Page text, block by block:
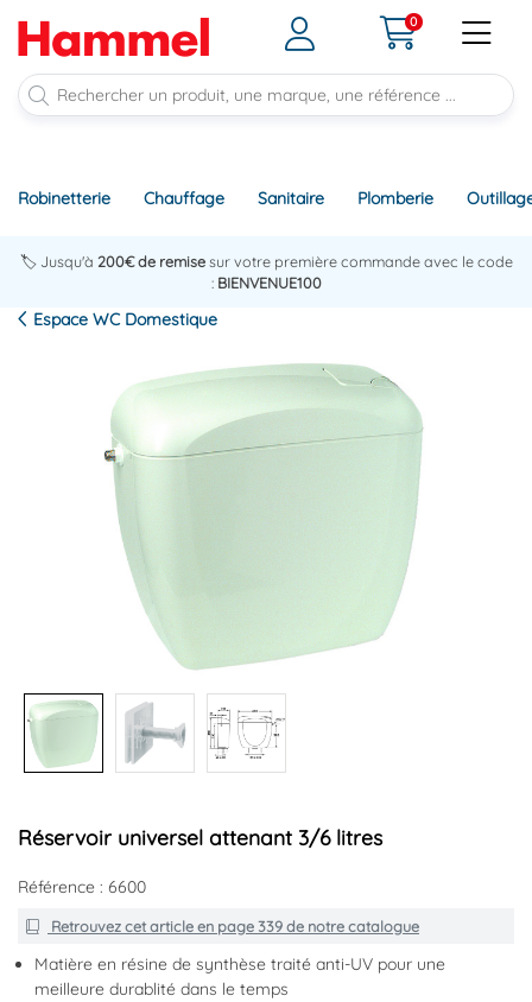
0
Robinetterie Chauffage Sanitaire Plomberie
🏷️ Jusqu'à 200€ de remisesur votre première commande avec le code
: BIENVENUE100
Espace WC Domestique
Réservoir universel attenant 3/6 litres
Référence : 6600
Retrouvez cet article en page 339de notre catalogue
Matière en résine de synthèse traité anti-UV pour une
meilleure durablité dans le temps